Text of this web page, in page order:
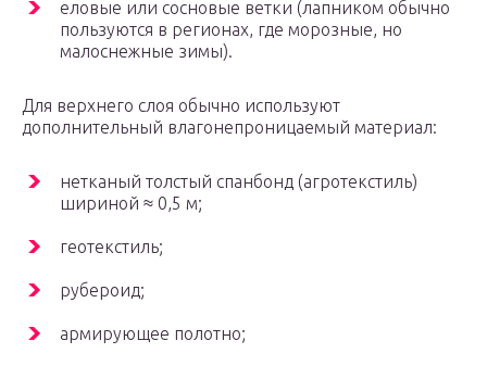
еловые или сосновые ветки (лапником обычно
пользуются в регионах, где морозные, но
малоснежные зимы).
Для верхнего слоя обычно используют
дополнительный влагонепроницаемый материал:
нетканый толстый спанбонд (агротекстиль)
шириной ≈ 0,5 м;
геотекстиль;
рубероид;
армирующее полотно;